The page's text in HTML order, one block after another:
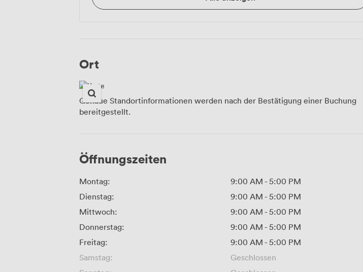
Ort
Genaue Standortinformationen werden nach der Bestätigung einer Buchung
bereitgestellt.
Öffnungszeiten
Montag: 9:00 AM - 5:00 PM
Dienstag:
9:00 AM - 5:00 PM
Mittwoch:
9:00 AM - 5:00 PM
Donnerstag:
9:00 AM - 5:00 PM
Freitag:
9:00 AM - 5:00 PM
Samstag:
Geschlossen